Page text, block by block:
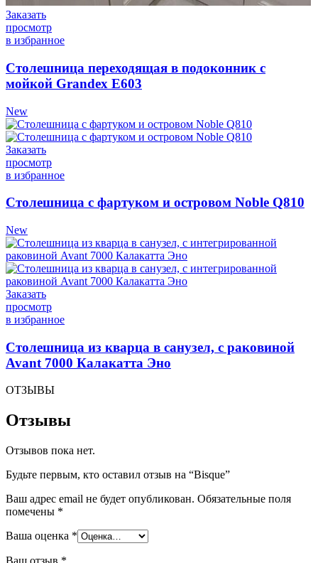
Заказать
просмотр
в избранное
Столешница переходящая в подоконник с
мойкой Grandex Е603
New
Заказать
просмотр
в избранное
Столешница с фартуком и островом Noble Q810
New
Заказать
просмотр
в избранное
Столешница из кварца в санузел, с раковиной
Avant 7000 Калакатта Эно
ОТЗЫВЫ
Отзывы
Отзывов пока нет.
Будьте первым, кто оставил отзыв на “Bisque”
Ваш адрес email не будет опубликован. Обязательные поля
помечены *
Ваша оценка *